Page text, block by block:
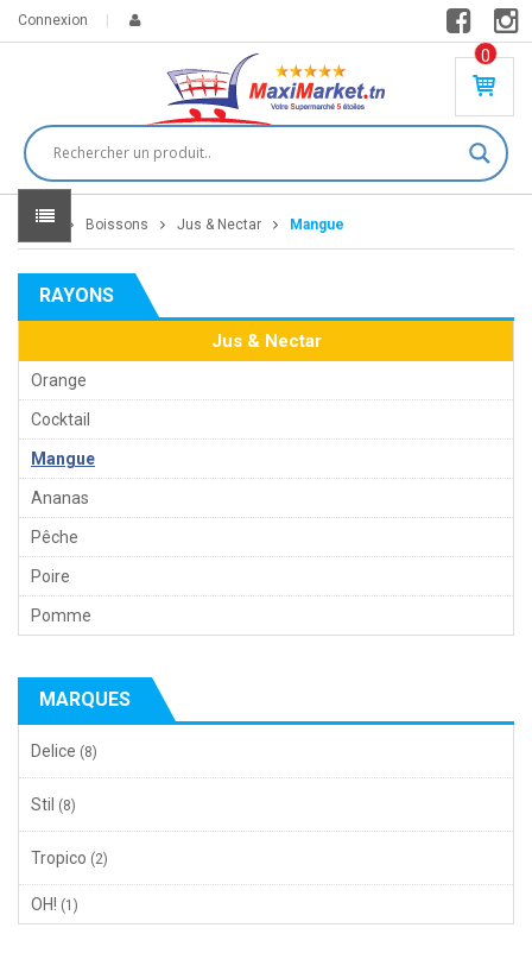
Connexion
0
PR
DU
IT(
S)
DT
Home Boissons Jus & Nectar Mangue
RAYONS
Jus & Nectar
Orange
Cocktail
Mangue
Ananas
Pêche
Poire
Pomme
MARQUES
Delice (8)
Stil (8)
Tropico (2)
OH! (1)